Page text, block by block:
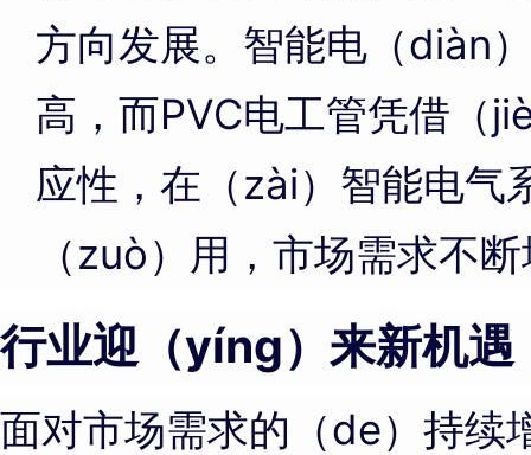
方向发展。智能电（diàn
高，而PVC电工管凭借（
应性，在（zài）智能电气
（zuò）用，市场需求不
行业迎（yíng）来新机遇
面对市场需求的（de）持续